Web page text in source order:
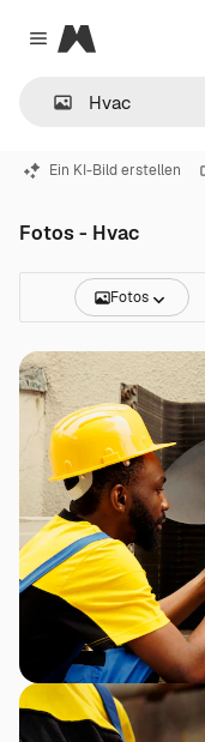
Close menu
Magnific
Ein KI-Bild erstellen
Fotos - Hvac
Fotos